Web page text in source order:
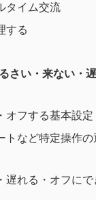
タイム交流
する
さい・来ない・
オフする基本設定
トなど特定操作の
遅れる・オフにで